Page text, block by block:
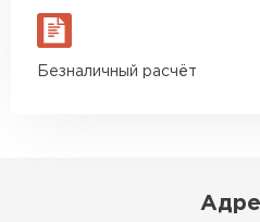
Безналичный расчёт